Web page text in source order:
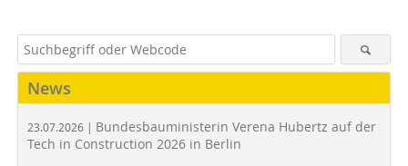
News
23.07.2026 | Bundesbauministerin Verena Hubertz auf der
Tech in Construction 2026 in Berlin